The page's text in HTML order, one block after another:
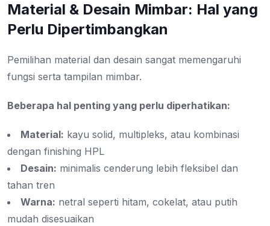
Material & Desain Mimbar: Hal yang
Perlu Dipertimbangkan
Pemilihan material dan desain sangat memengaruhi
fungsi serta tampilan mimbar.
Beberapa hal penting yang perlu diperhatikan:
Material: kayu solid, multipleks, atau kombinasi
dengan finishing HPL
Desain: minimalis cenderung lebih fleksibel dan
tahan tren
Warna: netral seperti hitam, cokelat, atau putih
mudah disesuaikan